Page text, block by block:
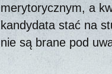
merytorycznym, a
kandydata stać na
nie są brane pod